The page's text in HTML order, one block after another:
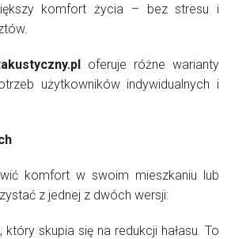
komfort życia – bez stresu i
oferuje różne warianty
użytkowników indywidualnych i
komfort w swoim mieszkaniu lub
z jednej z dwóch wersji:
który skupia się na redukcji hałasu. To